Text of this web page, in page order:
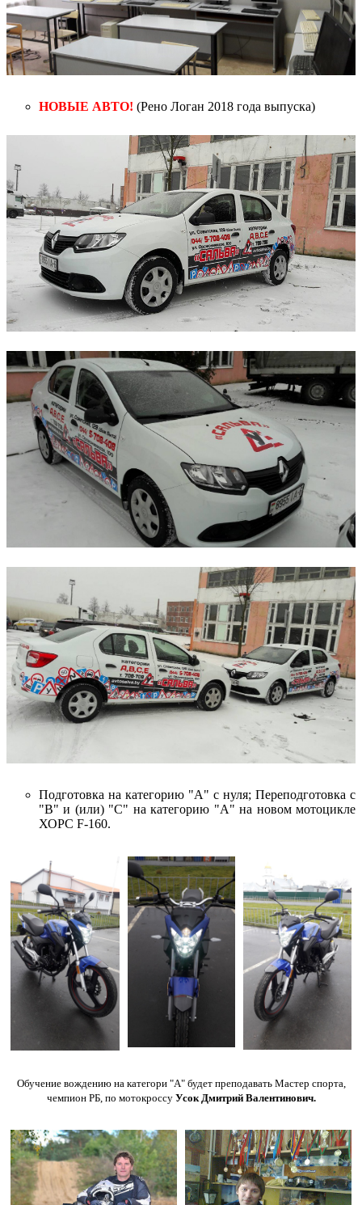
НОВЫЕ АВТО! (Рено Логан 2018 года выпуска)
Подготовка на категорию "А" с нуля; Переподготовка с
"В" и (или) "С" на категорию "А" на новом мотоцикле
ХОРС F-160.
Обучение вождению на категори "А" будет преподавать Мастер спорта,
чемпион РБ, по мотокроссу Усок Дмитрий Валентинович.